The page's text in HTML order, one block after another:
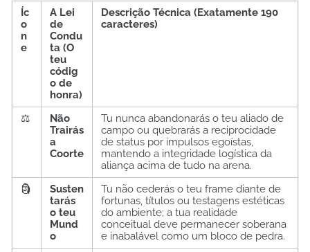
Íc
o
n
e
A Lei
de
Condu
ta (O
teu
códig
o de
honra)
Descrição Técnica (Exatamente 190
caracteres)
⚖️
Não
Trairás
a
Coorte
Tu nunca abandonarás o teu aliado de
campo ou quebrarás a reciprocidade
de status por impulsos egoístas,
mantendo a integridade logística da
aliança acima de tudo na arena.
🗿
Susten
tarás
o teu
Mund
o
Tu não cederás o teu frame diante de
fortunas, títulos ou testagens estéticas
do ambiente; a tua realidade
conceitual deve permanecer soberana
e inabalável como um bloco de pedra.